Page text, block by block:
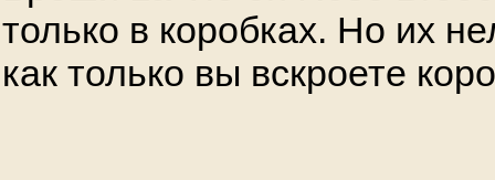
только в коробках. Но их
как только вы вскроете